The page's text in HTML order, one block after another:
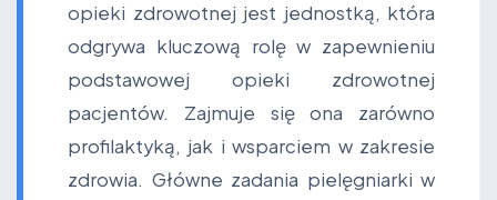
opieki zdrowotnej jest jednostką, która
odgrywa kluczową rolę w zapewnieniu
podstawowej opieki zdrowotnej
pacjentów. Zajmuje się ona zarówno
profilaktyką, jak i wsparciem w zakresie
zdrowia. Główne zadania pielęgniarki w